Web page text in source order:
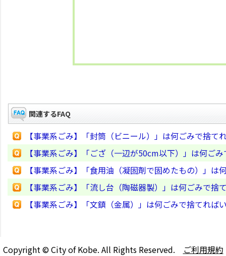
関連するFAQ
【事業系ごみ】「封筒（ビニール）」は何ごみで捨て
【事業系ごみ】「ござ（一辺が50cm以下）」は何ご
【事業系ごみ】「食用油（凝固剤で固めたもの）」は
【事業系ごみ】「流し台（陶磁器製）」は何ごみで捨
【事業系ごみ】「文鎮（金属）」は何ごみで捨てれば
Copyright © City of Kobe. All Rights Reserved. ご利用規約